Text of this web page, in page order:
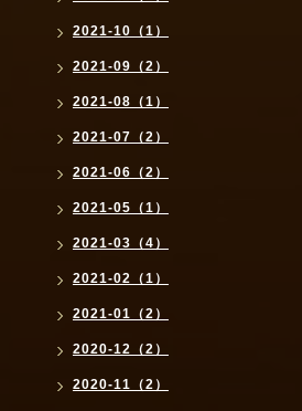
2021-10（1）
2021-09（2）
2021-08（1）
2021-07（2）
2021-06（2）
2021-05（1）
2021-03（4）
2021-02（1）
2021-01（2）
2020-12（2）
2020-11（2）